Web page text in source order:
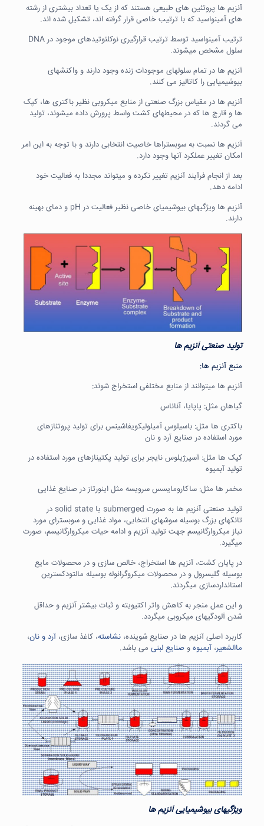
آنزیم ها پروتئین های طبیعی هستند که از یک یا تعداد بیشتری از رشته
های آمینواسید که با ترتیب خاصی قرار گرفته اند، تشکیل شده اند.
ترتیب آمینواسید توسط ترتیب قرارگیری نوکلئوتیدهای موجود در DNA
سلول مشخص میشوند.
آنزیم ها در تمام سلولهای موجودات زنده وجود دارند و واکنشهای
بیوشیمیایی را کاتالیز می کنند.
آنزیم ها در مقیاس بزرگ صنعتی از منابع میکروبی نظیر باکتری ها، کپک
ها و قارچ ها که در محیطهای کشت واسط پرورش داده میشوند، تولید
می گردند.
آنزیم ها نسبت به سوبستراها خاصیت انتخابی دارند و با توجه به این امر
امکان تغییر عملکرد آنها وجود دارد.
بعد از انجام فرآیند آنزیم تغییر نکرده و میتواند مجددا به فعالیت خود
ادامه دهد.
آنزیم ها ویژگیهای بیوشیمیای خاصی نظیر فعالیت در pH و دمای بهینه
دارند.
تولید صنعتی آنزیم ها
منبع آنزیم ها:
آنزیم ها میتوانند از منابع مختلفی استخراج شوند:
گیاهان مثل: پاپایا، آناناس
باکتری ها مثل: باسیلوس آمیلولیکویفاشینس برای تولید پروتئازهای
مورد استفاده در صنایع آرد و نان
کپک ها مثل: آسپرژیلوس نایجر برای تولید پکتینازهای مورد استفاده در
تولید آبمیوه
مخمر ها مثل: ساکارومایسس سرویسه مثل اینورتاز در صنایع غذایی
تولید صنعتی آنزیم ها به صورت submerged یا solid state در
تانکهای بزرگ بوسیله سوشهای انتخابی، مواد غذایی و سوبسترای مورد
نیاز میکروارگانیسم جهت تولید آنزیم و ادامه حیات میکروارگانیسم، صورت
میگیرد.
در پایان کشت، آنزیم ها استخراج، خالص سازی و در محصولات مایع
بوسیله گلیسرول و در محصولات میکروگرانوله بوسیله مالتودکسترین
استانداردسازی میگردند.
و این عمل منجر به کاهش واتر اکتیویته و ثبات بیشتر آنزیم و حداقل
شدن آلودگیهای میکروبی میگردد.
کاربرد اصلی آنزیم ها در صنایع شوینده، نشاسته، کاغذ سازی، آرد و نان،
ماالشعیر، آبمیوه و صنایع لبنیمی باشد.
ویژگیهای بیوشیمیایی آنزیم ها